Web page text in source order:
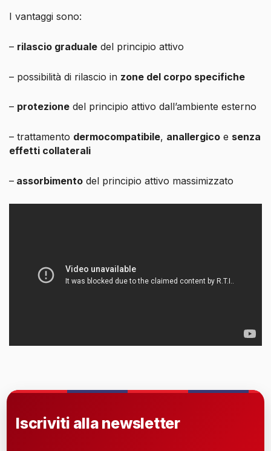
I vantaggi sono:
– rilascio graduale del principio attivo
– possibilità di rilascio in zone del corpo specifiche
– protezione del principio attivo dall’ambiente esterno
– trattamento dermocompatibile, anallergico e senza
effetti collaterali
– assorbimento del principio attivo massimizzato
Iscriviti alla newsletter